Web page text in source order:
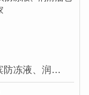
哈尔滨防冻液、润滑油包装桶厂家